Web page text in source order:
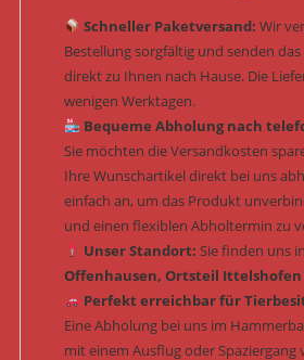
Schneller Paketversand: Wir
Bestellung sorgfältig und senden
direkt zu Ihnen nach Hause. Die
wenigen Werktagen.
Bequeme Abholung nach
Sie möchten die Versandkosten
Ihre Wunschartikel direkt bei uns
einfach an, um das Produkt
und einen flexiblen Abholtermin zu
Unser Standort: Sie finden uns in
Offenhausen, Ortsteil Ittelshofen
Perfekt erreichbar für
Eine Abholung bei uns im
mit einem Ausflug oder Spaziergang